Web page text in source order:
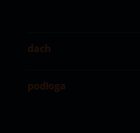
dach
podłoga